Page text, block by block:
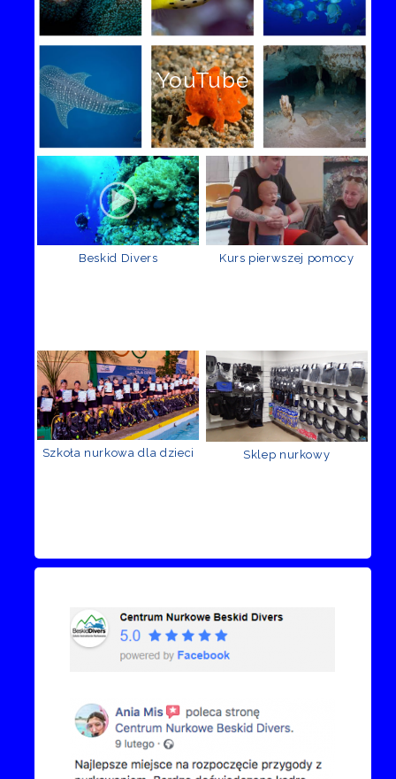
YouTube
Beskid Divers Kurs pierwszej pomocy
Szkoła nurkowa dla dzieci Sklep nurkowy